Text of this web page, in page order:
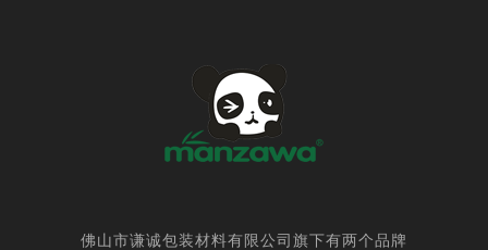
佛山市谦诚包装材料有限公司旗下有两个品牌